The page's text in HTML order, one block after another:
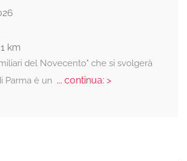
km
del Novecento" che si svolgerà
Parma è un ... continua: >